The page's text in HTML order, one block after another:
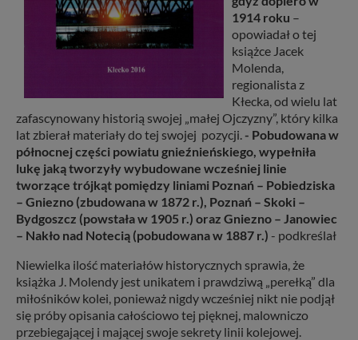
1914 roku –
opowiadał o tej
książce Jacek
Molenda,
regionalista z
Kłecka, od wielu lat
zafascynowany historią swojej „małej Ojczyzny”, który kilka
lat zbierał materiały do tej swojej pozycji. - Pobudowana w
północnej części powiatu gnieźnieńskiego, wypełniła
lukę jaką tworzyły wybudowane wcześniej linie
tworzące trójkąt pomiędzy liniami Poznań – Pobiedziska
– Gniezno (zbudowana w 1872 r.), Poznań – Skoki –
Bydgoszcz (powstała w 1905 r.) oraz Gniezno – Janowiec
– Nakło nad Notecią (pobudowana w 1887 r.) - podkreślał
Niewielka ilość materiałów historycznych sprawia, że
książka J. Molendy jest unikatem i prawdziwą „perełką” dla
miłośników kolei, ponieważ nigdy wcześniej nikt nie podjął
się próby opisania całościowo tej pięknej, malowniczo
przebiegającej i mającej swoje sekrety linii kolejowej.